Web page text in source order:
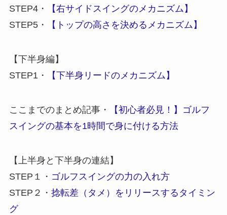
STEP4・
【右サイドスイングのメカニズム】
STEP5・
【トップの高さを決めるメカニズム】
【下半身編】
STEP1・
【下半身リードのメカニズム】
ここまでのまとめ記事・
【初心者必見！】ゴルフ
スイングの基本を1時間で身に付ける方法
【上半身と下半身の連結】
STEP１・ ゴルフスイングの力の入れ方
STEP２・ 捻転差（タメ）をリリースするタイミン
グ